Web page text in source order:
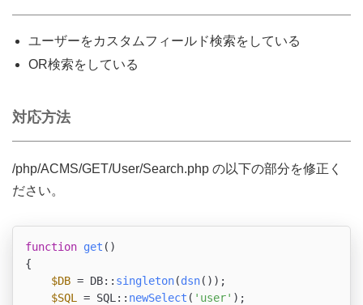
ユーザーをカスタムフィールド検索をしている
OR検索をしている
対応方法
/php/ACMS/GET/User/Search.php の以下の部分を修正く
ださい。
function get (
{
$DB = DB:: singleton(dsn());
$SQL
= SQL:: newSelect ( 'user' );